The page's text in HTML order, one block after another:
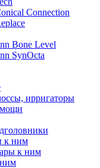
Connection
Bone Level
SynOcta
ирригаторы
к ним
к ним
ним